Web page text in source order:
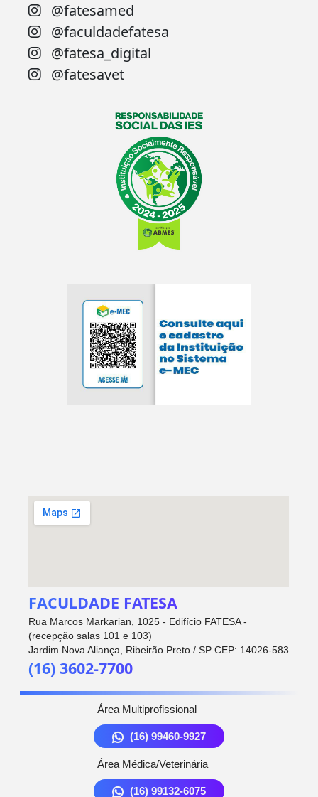
@fatesamed
@faculdadefatesa
@fatesa_digital
@fatesavet
FACULDADE FATESA
Rua Marcos Markarian, 1025 - Edifício FATESA -
(recepção salas 101 e 103)
Jardim Nova Aliança, Ribeirão Preto / SP CEP: 14026-583
(16) 3602-7700
Área Multiprofissional
(16) 99460-9927
Área Médica/Veterinária
(16) 99132-6075